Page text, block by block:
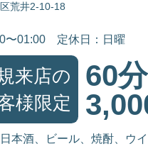
荒井2-10-18
〜01:00
定休日：日曜
来店の
様限定
60
本酒、ビール、焼酎、ウ